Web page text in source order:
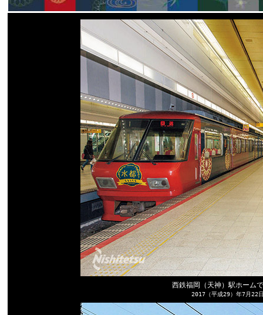
西鉄福岡（天神）駅ホーム
2017（平成29）年7月22